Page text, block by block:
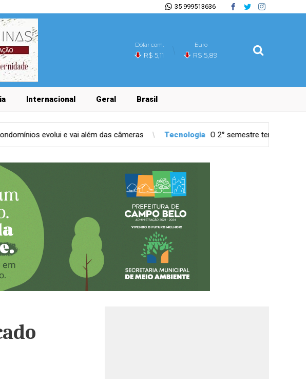
35 999513636
Dólar com.
R$ 5,11
Euro
R$ 5,89
Internacional Geral Brasil
além das câmeras Tecnologia O 2° semestre tem 3 feriados que afetam agenda